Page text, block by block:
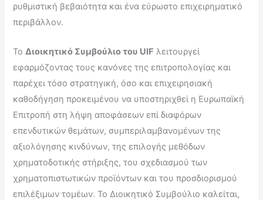
ρυθμιστική βεβαιότητα και ένα εύρωστο επιχειρηματικό
περιβάλλον.
ΤοΔιοικητικό Συμβούλιο του UIF λειτουργεί
εφαρμόζοντας τους κανόνες της επιτροπολογίας και
παρέχει τόσο στρατηγική, όσο και επιχειρησιακή
καθοδήγηση προκειμένου να υποστηριχθεί η Ευρωπαϊκή
Επιτροπή στη λήψη αποφάσεων επί διαφόρων
επενδυτικών θεμάτων, συμπεριλαμβανομένων της
αξιολόγησης κινδύνων, της επιλογής μεθόδων
χρηματοδοτικής στήριξης, του σχεδιασμού των
χρηματοπιστωτικών προϊόντων και του προσδιορισμού
επιλέξιμων τομέων. Το Διοικητικό Συμβούλιο καλείται,